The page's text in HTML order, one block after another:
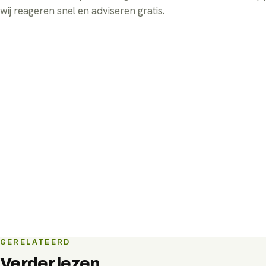
wij reageren snel en adviseren gratis.
GERELATEERD